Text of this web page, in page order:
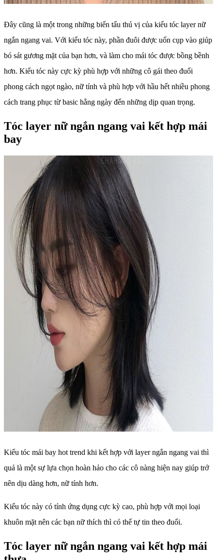
Đây cũng là một trong những biến tấu thú vị của kiểu tóc layer nữ
ngắn ngang vai. Với kiểu tóc này, phần đuôi được uốn cụp vào giúp
bó sát gương mặt của bạn hơn, và làm cho mái tóc được bồng bềnh
hơn. Kiểu tóc này cực kỳ phù hợp với những cô gái theo đuổi
phong cách ngọt ngào, nữ tính và phù hợp với hầu hết nhiều phong
cách trang phục từ basic hằng ngày đến những dịp quan trọng.
Tóc layer nữ ngắn ngang vai kết hợp mái
bay
Kiểu tóc mái bay hot trend khi kết hợp với layer ngắn ngang vai thì
quả là một sự lựa chọn hoàn hảo cho các cô nàng hiện nay giúp trở
nên dịu dàng hơn, nữ tính hơn.
Kiểu tóc này có tính ứng dụng cực kỳ cao, phù hợp với mọi loại
khuôn mặt nên các bạn nữ thích thì có thể tự tin theo đuổi.
Tóc layer nữ ngắn ngang vai kết hợp mái